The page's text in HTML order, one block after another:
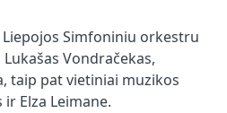
Simfoniniu orkestru
Vondračekas,
taip pat vietiniai muzikos
Elza Leimane.